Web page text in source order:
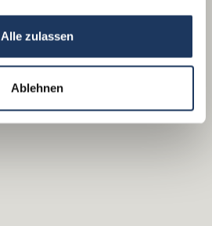
Alle zulassen
Ablehnen